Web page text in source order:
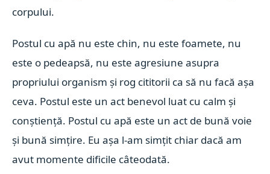
corpului.
Postul cu apă nu este chin, nu este foamete, nu
este o pedeapsă, nu este agresiune asupra
propriului organism și rog cititorii ca să nu facă așa
ceva. Postul este un act benevol luat cu calm și
conștiență. Postul cu apă este un act de bună voie
și bună simțire. Eu așa l-am simțit chiar dacă am
avut momente dificile câteodată.